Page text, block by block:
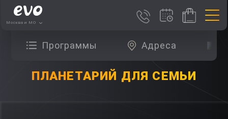
Москва и МО
Программы Адреса
ПЛАНЕТАРИЙ ДЛЯ СЕМЬИ